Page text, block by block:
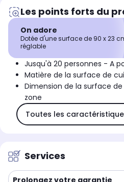
Les points forts du
On adore
Dotée d'une surface de 90 x 23
réglable
Jusqu'à 20 personnes - A
Matière de la surface de
Dimension de la surface
zone
Toutes les
Services